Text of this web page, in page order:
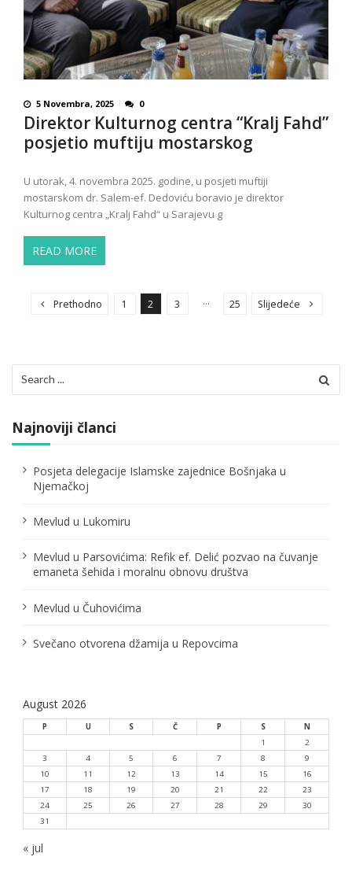
5 Novembra, 2025 0
Direktor Kulturnog centra “Kralj Fahd”
posjetio muftiju mostarskog
U utorak, 4. novembra 2025. godine, u posjeti muftiji
mostarskom dr. Salem-ef. Dedoviću boravio je direktor
Kulturnog centra „Kralj Fahd“ u Sarajevu g
READ MORE
s
p
g
n
t
i
o
Prethodno 1 2 3 … 25 Slijedeće
for:
Najnoviji članci
Posjeta delegacije Islamske zajednice Bošnjaka u
Njemačkoj
Mevlud u Lukomiru
Mevlud u Parsovićima: Refik ef. Delić pozvao na čuvanje
emaneta šehida i moralnu obnovu društva
Mevlud u Čuhovićima
Svečano otvorena džamija u Repovcima
August 2026
P U S Č P S
N
1
2
3
4 5 6 7 8
9
10
11 12 13 14 15
16
17
18 19 20 21 22
23
24
25 26 27 28 29
30
31
« jul